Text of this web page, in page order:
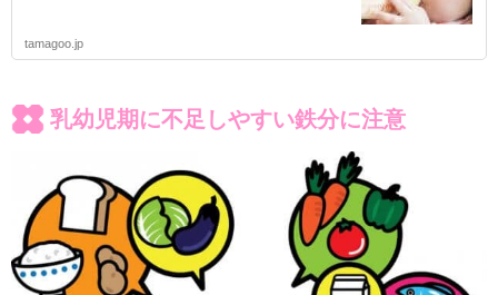
tamagoo.jp
乳幼児期に不足しやすい鉄分に注意